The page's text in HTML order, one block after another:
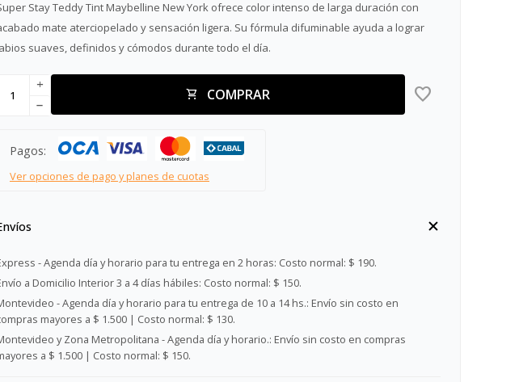
Stay Teddy Tint Maybelline New York ofrece color intenso de larga duración con
mate aterciopelado y sensación ligera. Su fórmula difuminable ayuda a lograr
suaves, definidos y cómodos durante todo el día.
COMPRAR
add
remove
Pagos:
Ver opciones de pago y planes de cuotas
- Agenda día y horario para tu entrega en 2 horas: Costo normal: $ 190.
a Domicilio Interior 3 a 4 días hábiles: Costo normal: $ 150.
- Agenda día y horario para tu entrega de 10 a 14 hs.: Envío sin costo en
mayores a $ 1.500 | Costo normal: $ 130.
y Zona Metropolitana - Agenda día y horario.: Envío sin costo en compras
a $ 1.500 | Costo normal: $ 150.